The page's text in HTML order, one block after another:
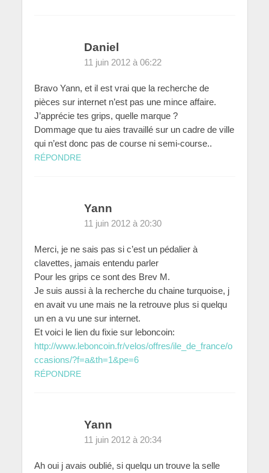
Daniel
11 juin 2012 à 06:22
Bravo Yann, et il est vrai que la recherche de
pièces sur internet n’est pas une mince affaire.
J’apprécie tes grips, quelle marque ?
Dommage que tu aies travaillé sur un cadre de ville
qui n’est donc pas de course ni semi-course..
RÉPONDRE
Yann
11 juin 2012 à 20:30
Merci, je ne sais pas si c’est un pédalier à
clavettes, jamais entendu parler
Pour les grips ce sont des Brev M.
Je suis aussi à la recherche du chaine turquoise, j
en avait vu une mais ne la retrouve plus si quelqu
un en a vu une sur internet.
Et voici le lien du fixie sur leboncoin:
http://www.leboncoin.fr/velos/offres/ile_de_france/o
ccasions/?f=a&th=1&pe=6
RÉPONDRE
Yann
11 juin 2012 à 20:34
Ah oui j avais oublié, si quelqu un trouve la selle